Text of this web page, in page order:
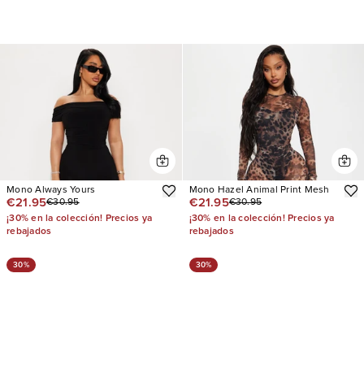
Mono Always Yours
€21.95€30.95
¡30% en la colección! Precios ya
rebajados
Mono Hazel Animal Print Mesh
€21.95€30.95
¡30% en la colección! Precios ya
rebajados
30% 30%